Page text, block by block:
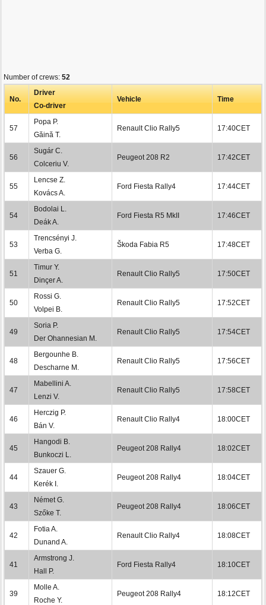
Number of crews: 52
No.
Driver
Co-driver
Vehicle Time
57
Popa P.
Găină T.
Renault Clio Rally5 17:40CET
56
Sugár C.
Colceriu V.
Peugeot 208 R2 17:42CET
55
Lencse Z.
Kovács A.
Ford Fiesta Rally4 17:44CET
54
Bodolai L.
Deák A.
Ford Fiesta R5 MkII 17:46CET
53
Trencsényi J.
Verba G.
Škoda Fabia R5 17:48CET
51
Timur Y.
Dinçer A.
Renault Clio Rally5 17:50CET
50
Rossi G.
Volpei B.
Renault Clio Rally5 17:52CET
49
Soria P.
Der Ohannesian M.
Renault Clio Rally5 17:54CET
48
Bergounhe B.
Descharne M.
Renault Clio Rally5 17:56CET
47
Mabellini A.
Lenzi V.
Renault Clio Rally5 17:58CET
46
Herczig P.
Bán V.
Renault Clio Rally4 18:00CET
45
Hangodi B.
Bunkoczi L.
Peugeot 208 Rally4 18:02CET
44
Szauer G.
Kerék I.
Peugeot 208 Rally4 18:04CET
43
Német G.
Szőke T.
Peugeot 208 Rally4 18:06CET
42
Fotia A.
Dunand A.
Renault Clio Rally4 18:08CET
41
Armstrong J.
Hall P.
Ford Fiesta Rally4 18:10CET
39
Molle A.
Roche Y.
Peugeot 208 Rally4 18:12CET